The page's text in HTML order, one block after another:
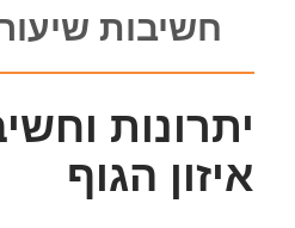
חשיבות שיעור
יתרונות
איזון הגוף